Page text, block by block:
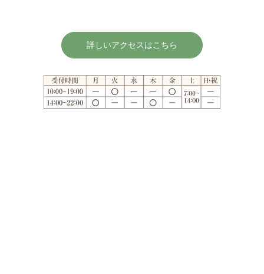
詳しいアクセスはこちら